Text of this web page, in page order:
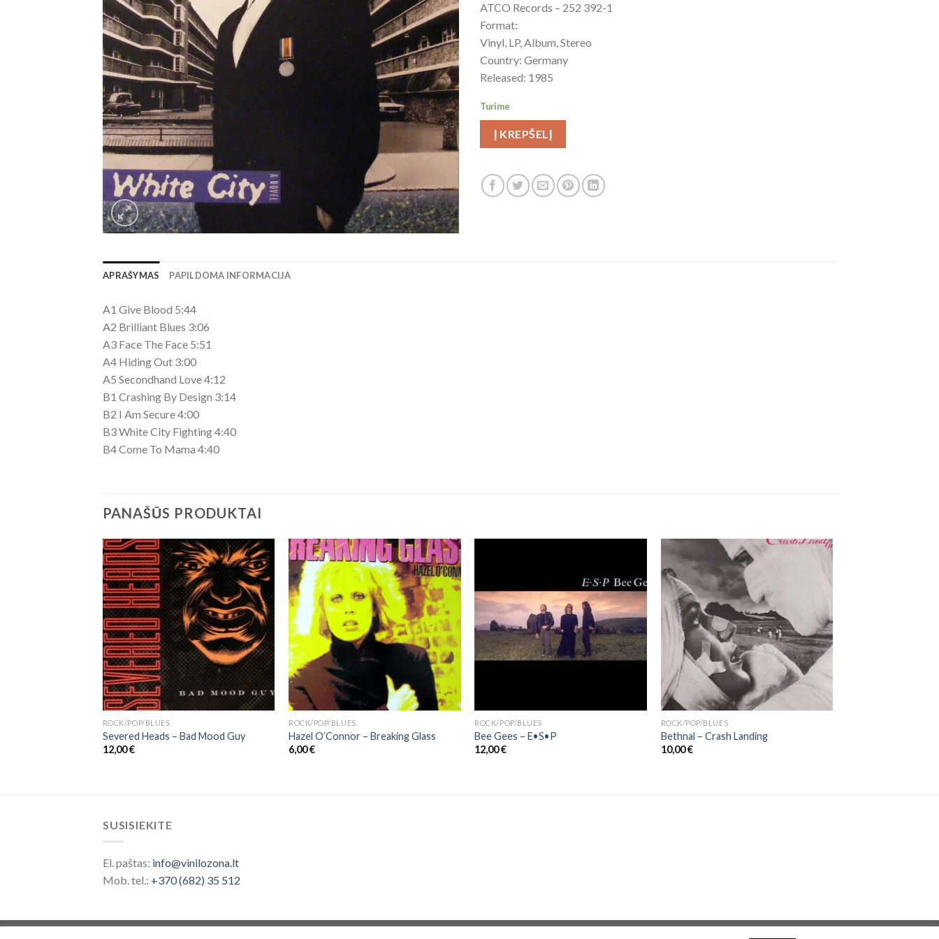
ATCO Records – 252 392-1
Format:
Vinyl, LP, Album, Stereo
Country: Germany
Released: 1985
Turime
Į KREPŠELĮ
APRAŠYMAS PAPILDOMA INFORMACIJA
A1 Give Blood 5:44
A2 Brilliant Blues 3:06
A3 Face The Face 5:51
A4 Hiding Out 3:00
A5 Secondhand Love 4:12
B1 Crashing By Design 3:14
B2 I Am Secure 4:00
B3 White City Fighting 4:40
B4 Come To Mama 4:40
PANAŠŪS PRODUKTAI
ROCK/POP/BLUES
Severed Heads – Bad Mood Guy
12,00€
ROCK/POP/BLUES
Hazel O’Connor – Breaking Glass
6,00€
ROCK/POP/BLUES
Bee Gees ‎– E•S•P
12,00€
ROCK/POP/BLUES
Bethnal – Crash Landing
10,00€
SUSISIEKITE
El. paštas: info@vinilozona.lt
Mob. tel.: +370 (682) 35 512